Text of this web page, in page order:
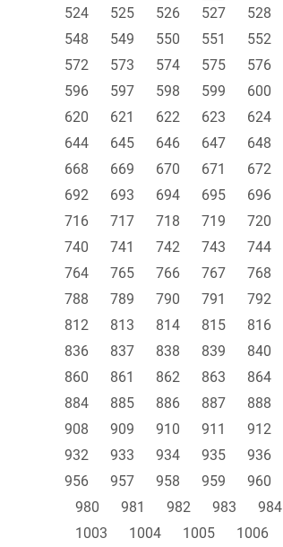
524
525 526 527 528
548
549 550 551 552
572
573 574 575 576
596
597 598 599 600
620
621 622 623 624
644
645 646 647 648
668
669 670 671 672
692
693 694 695 696
716
717 718 719 720
740
741 742 743 744
764
765 766 767 768
788
789 790 791 792
812
813 814 815 816
836
837 838 839 840
860
861 862 863 864
884
885 886 887 888
908
909 910 911 912
932
933 934 935 936
956
957 958 959 960
980
981 982 983 984
1003
1004 1005 1006